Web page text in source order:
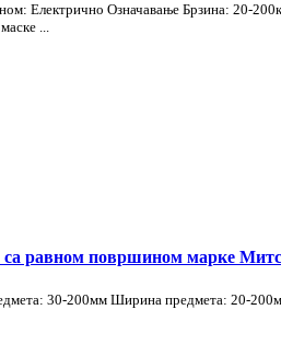
Електрично Означавање Брзина:
...
равном површином марке
30-200мм Ширина предмета: 20-